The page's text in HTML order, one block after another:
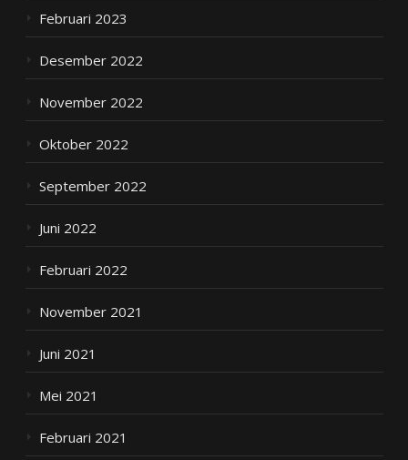
Februari 2023
Desember 2022
November 2022
Oktober 2022
September 2022
Juni 2022
Februari 2022
November 2021
Juni 2021
Mei 2021
Februari 2021